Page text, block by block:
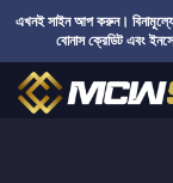
এখনই সাইন আপ করুন। বিনামূল্যে
বোনাস ক্রেডিট এবং